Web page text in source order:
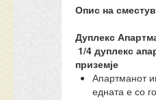
Опис на
Дуплекс
1/4дуплекс
приземје
Апартманот
едната е со